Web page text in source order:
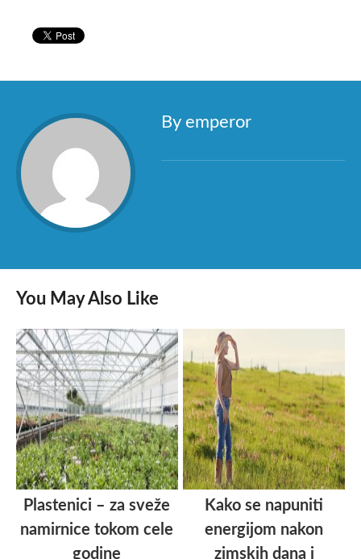
By emperor
You May Also Like
Plastenici – za sveže
namirnice tokom cele
godine
Kako se napuniti
energijom nakon
zimskih dana i